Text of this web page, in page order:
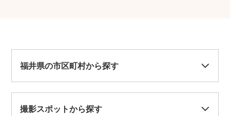
福井県の市区町村から探す
撮影スポットから探す